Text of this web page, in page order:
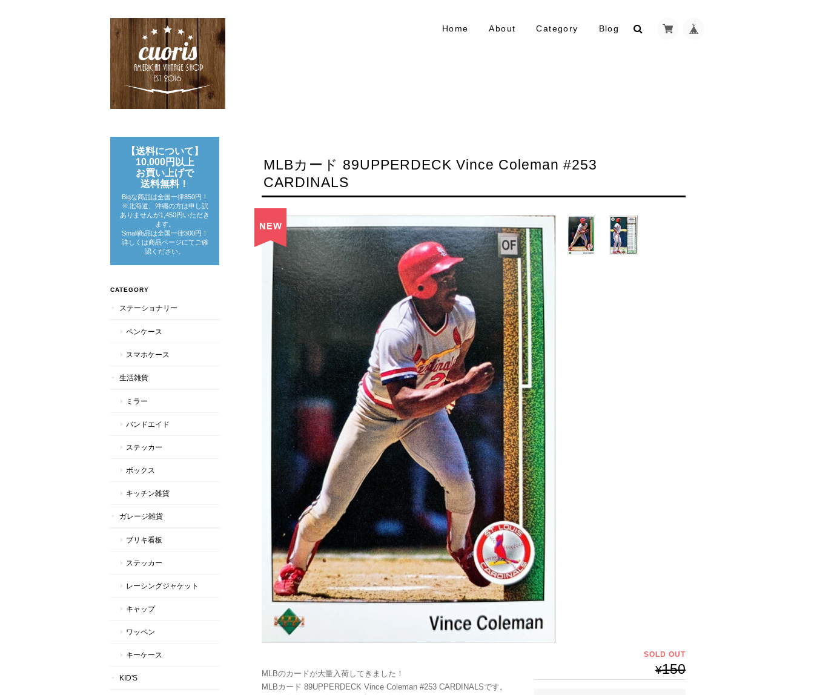
Home About Category Blog
MLBカード 89UPPERDECK Vince Coleman #253
CARDINALS
MLBのカードが大量入荷してきました！
MLBカード 89UPPERDECK Vince Coleman #253 CARDINALSです。
SOLD OUT
¥150
【送料について】
10,000円以上
お買い上げで
送料無料！
Bigな商品は全国一律850円！
※北海道、沖縄の方は申し訳
ありませんが1,450円いただき
ます。
Small商品は全国一律300円！
詳しくは商品ページにてご確
認ください。
CATEGORY
ステーショナリー
ペンケース
スマホケース
生活雑貨
ミラー
バンドエイド
ステッカー
ボックス
キッチン雑貨
ガレージ雑貨
ブリキ看板
ステッカー
レーシングジャケット
キャップ
ワッペン
キーケース
KID'S